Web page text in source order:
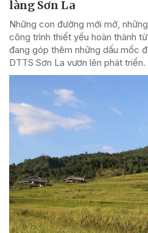
làng Sơn La
Những con đường mới mở,
công trình thiết yếu hoàn thành
đang góp thêm những dấu mốc
DTTS Sơn La vươn lên phát triển.